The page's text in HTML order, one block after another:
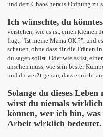
und dem Chaos heraus Ordnung zu
Ich wünschte, du
verstehen, wie es ist, einen kleinen
fragt, "Ist meine Mama OK.?", und
schauen, ohne dass dir die Tränen
du sagen sollst. Oder wie es ist,
ansehen muss, wie sein bester
und du weißt genau, dass er nicht
Solange du dieses
wirst du niemals wirklich
können, wer ich bin,
Arbeit wirklich bedeutet.